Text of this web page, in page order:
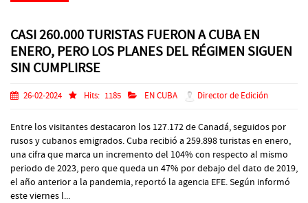
CASI 260.000 TURISTAS FUERON A CUBA EN
ENERO, PERO LOS PLANES DEL RÉGIMEN SIGUEN
SIN CUMPLIRSE
26-02-2024 Hits: 1185 EN CUBA Director de Edición
Entre los visitantes destacaron los 127.172 de Canadá, seguidos por
rusos y cubanos emigrados. Cuba recibió a 259.898 turistas en enero,
una cifra que marca un incremento del 104% con respecto al mismo
periodo de 2023, pero que queda un 47% por debajo del dato de 2019,
el año anterior a la pandemia, reportó la agencia EFE. Según informó
este viernes l...